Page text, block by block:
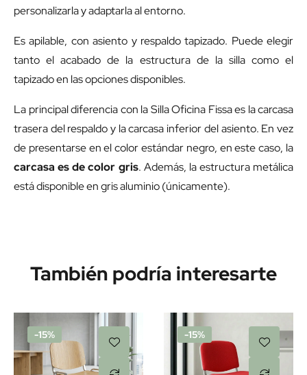
personalizarla y adaptarla al entorno.
Es apilable, con asiento y respaldo tapizado. Puede elegir
tanto el acabado de la estructura de la silla como el
tapizado en las opciones disponibles.
La principal diferencia con laSilla Oficina Fissaes la carcasa
trasera del respaldo y la carcasa inferior del asiento. En vez
de presentarse en el color estándar negro, en este caso, la
carcasa es de color gris. Además, la estructura metálica
está disponible en gris aluminio (únicamente).
También podría interesarte
-15% -15%